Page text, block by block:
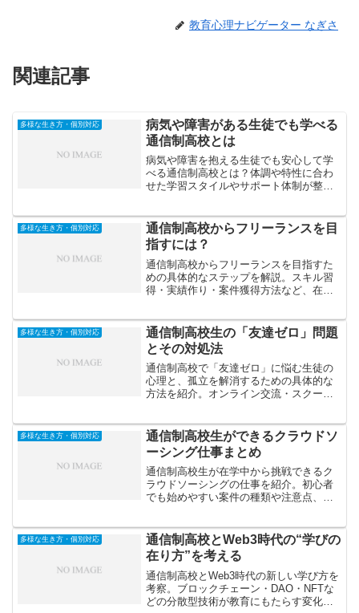
教育心理ナビゲーター なぎさ
関連記事
多様な生き方・個別対応
病気や障害がある生徒でも学べる
通信制高校とは
病気や障害を抱える生徒でも安心して学
べる通信制高校とは？体調や特性に合わ
せた学習スタイルやサポート体制が整っ
多様な生き方・個別対応
通信制高校からフリーランスを目
指すには？
通信制高校からフリーランスを目指すた
めの具体的なステップを解説。スキル習
得・実績作り・案件獲得方法など、在学
多様な生き方・個別対応
通信制高校生の「友達ゼロ」問題
とその対処法
通信制高校で「友達ゼロ」に悩む生徒の
心理と、孤立を解消するための具体的な
方法を紹介。オンライン交流・スクーリ
多様な生き方・個別対応
通信制高校生ができるクラウドソ
ーシング仕事まとめ
通信制高校生が在学中から挑戦できるク
ラウドソーシングの仕事を紹介。初心者
でも始めやすい案件の種類や注意点、ス
多様な生き方・個別対応
通信制高校とWeb3時代の“学びの
在り方”を考える
通信制高校とWeb3時代の新しい学び方を
考察。ブロックチェーン・DAO・NFTな
どの分散型技術が教育にもたらす変化